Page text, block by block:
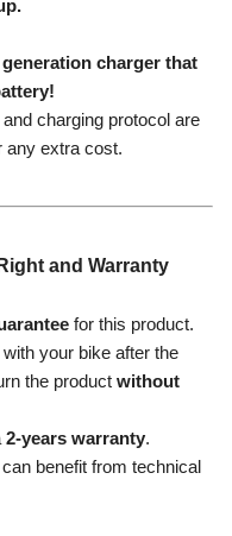
charger that
charging protocol are
any extra cost.
and Warranty
for this product.
with your bike after the
the product without
2-years warranty.
benefit from technical